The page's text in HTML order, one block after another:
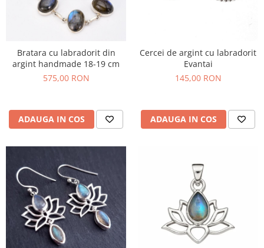
Bratara cu labradorit din
argint handmade 18-19 cm
575,00 RON
ADAUGA IN COS
Cercei de argint cu labradorit
Evantai
145,00 RON
ADAUGA IN COS